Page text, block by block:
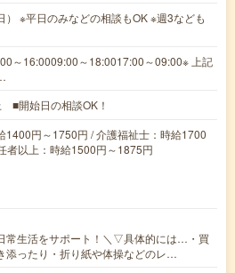
） ※平日のみなどの相談もOK ※週3なども
～16:0009:00～18:0017:00～09:00※ 上記
■開始日の相談OK！
1400円～1750円 / 介護福祉士：時給1700
者以上：時給1500円～1875円
常生活をサポート！＼▽具体的には…・買
添ったり・折り紙や体操などのレ…